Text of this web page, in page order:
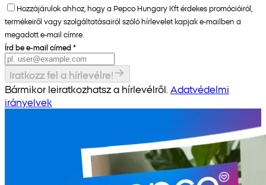
Hozzájárulok ahhoz, hogy a Pepco Hungary Kft érdekes promócióiról,
termékeiről vagy szolgáltatásairól szóló hírlevelet kapjak e-mailben a
megadott e-mail címre.
Írd be e-mail címed *
Iratkozz fel a hírlevélre!
Bármikor leiratkozhatsz a hírlevélről. Adatvédelmi
irányelvek